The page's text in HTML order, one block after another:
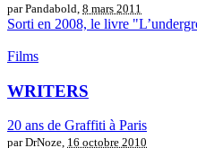
par Pandabold, 8 mars 2011
Sorti en 2008, le livre
Films
WRITERS
20 ans de Graffiti à Paris
par DrNoze, 16 octobre 2010